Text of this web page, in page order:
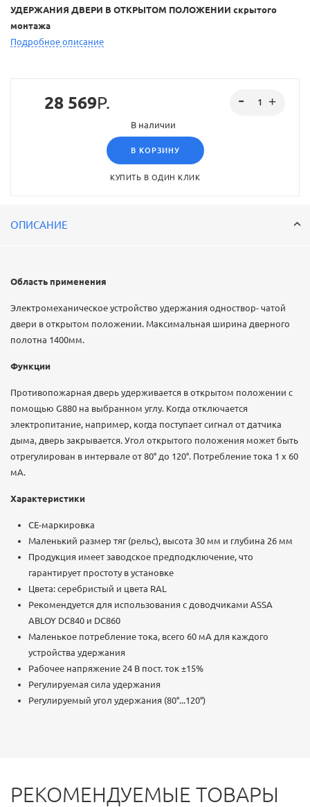
УДЕРЖАНИЯ ДВЕРИ В ОТКРЫТОМ ПОЛОЖЕНИИ скрытого
монтажа
Подробное описание
28 569 Р.
В наличии
В КОРЗИНУ
КУПИТЬ В ОДИН КЛИК
ОПИСАНИЕ
Область применения
Электромеханическое устройство удержания одноствор- чатой
двери в открытом положении. Максимальная ширина дверного
полотна 1400мм.
Функции
Противопожарная дверь удерживается в открытом положении с
помощью G880 на выбранном углу. Когда отключается
электропитание, например, когда поступает сигнал от датчика
дыма, дверь закрывается. Угол открытого положения может быть
отрегулирован в интервале от 80° до 120°. Потребление тока 1 х 60
мА.
Характеристики
CE-маркировка
Маленький размер тяг (рельс), высота 30 мм и глубина 26 мм
Продукция имеет заводское предподключение, что
гарантирует простоту в установке
Цвета: серебристый и цвета RAL
Рекомендуется для использования с доводчиками ASSA
ABLOY DC840 и DC860
Маленькое потребление тока, всего 60 мА для каждого
устройства удержания
Рабочее напряжение 24 В пост. ток ±15%
Регулируемая сила удержания
Регулируемый угол удержания (80°...120°)
РЕКОМЕНДУЕМЫЕ ТОВАРЫ